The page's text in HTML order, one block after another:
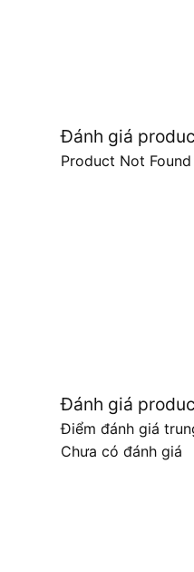
Đánh giá
Product Not Found
Đánh giá
Điểm đánh giá
Chưa có đánh giá